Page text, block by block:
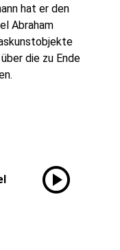
hat er den
Abraham
die zu Ende
play_circle